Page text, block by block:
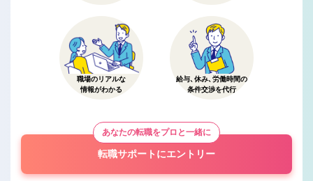
職場のリアルな
情報がわかる
給与、休み、労働時間の
条件交渉を代行
あなたの転職をプロと一緒に
転職サポートにエントリー